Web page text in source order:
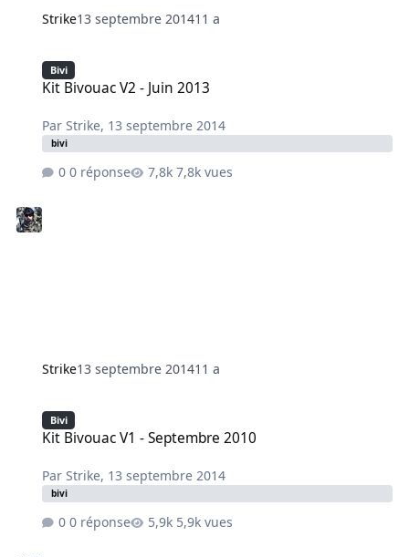
Strike13 septembre 201411 a
Bivi
Kit Bivouac V2 - Juin 2013
ParStrike, 13 septembre 2014
bivi
0 réponse 7,8k vues
Strike13 septembre 201411 a
Bivi
Kit Bivouac V1 - Septembre 2010
ParStrike, 13 septembre 2014
bivi
0 réponse 5,9k vues